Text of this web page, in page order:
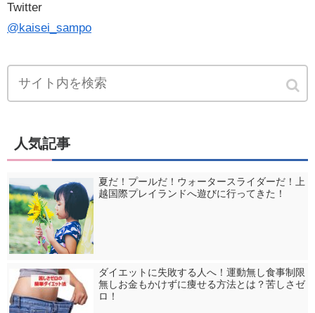
Twitter
@kaisei_sampo
人気記事
夏だ！プールだ！ウォータースライダーだ！上
越国際プレイランドへ遊びに行ってきた！
ダイエットに失敗する人へ！運動無し食事制限
無しお金もかけずに痩せる方法とは？苦しさゼ
ロ！